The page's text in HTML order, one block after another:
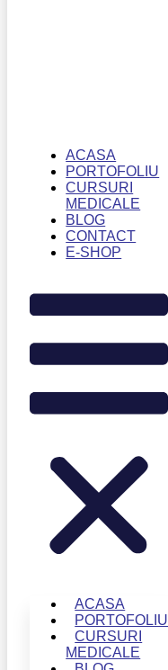
ACASA
PORTOFOLIU
CURSURI
MEDICALE
BLOG
CONTACT
E-SHOP
ACASA
PORTOFOLIU
CURSURI
MEDICALE